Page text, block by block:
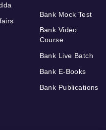
Bank Mock Test
Bank Video
Course
Bank Live Batch
Bank E-Books
Bank Publications